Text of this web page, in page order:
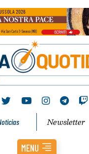
Newsletter
MENU